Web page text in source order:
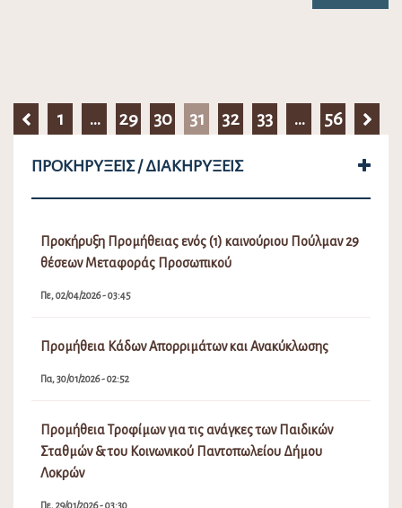
1 … 29 30 31 32 33 … 56
ΠΡΟΚΗΡΎΞΕΙΣ / ΔΙΑΚΗΡΎΞΕΙΣ
Προκήρυξη Προμήθειας ενός (1) καινούριου Πούλμαν 29
θέσεων Μεταφοράς Προσωπικού
Πε, 02/04/2026 - 03:45
Προμήθεια Κάδων Απορριμάτων και Ανακύκλωσης
Πα, 30/01/2026 - 02:52
Προμήθεια Τροφίμων για τις ανάγκες των Παιδικών
Σταθμών & του Κοινωνικού Παντοπωλείου Δήμου
Λοκρών
Πε, 29/01/2026 - 03:30